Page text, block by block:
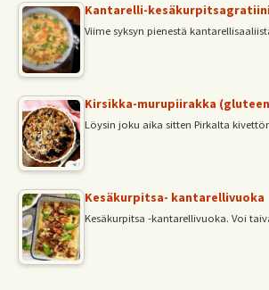
Kantarelli-kesäkurpitsagratiini
Viime syksyn pienestä
Kirsikka-murupiirakka
Löysin joku aika sitten Pirkalta
Kesäkurpitsa- kantarellivuoka
Kesäkurpitsa -kantarellivuoka. Voi